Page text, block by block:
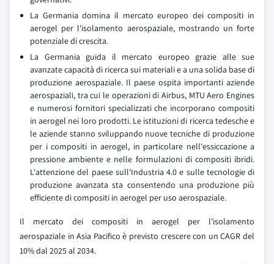
La Germania domina il mercato europeo dei compositi in
aerogel per l'isolamento aerospaziale, mostrando un forte
potenziale di crescita.
La Germania guida il mercato europeo grazie alle sue
avanzate capacità di ricerca sui materiali e a una solida base di
produzione aerospaziale. Il paese ospita importanti aziende
aerospaziali, tra cui le operazioni di Airbus, MTU Aero Engines
e numerosi fornitori specializzati che incorporano compositi
in aerogel nei loro prodotti. Le istituzioni di ricerca tedesche e
le aziende stanno sviluppando nuove tecniche di produzione
per i compositi in aerogel, in particolare nell'essiccazione a
pressione ambiente e nelle formulazioni di compositi ibridi.
L'attenzione del paese sull'Industria 4.0 e sulle tecnologie di
produzione avanzata sta consentendo una produzione più
efficiente di compositi in aerogel per uso aerospaziale.
Il mercato dei compositi in aerogel per l'isolamento
aerospaziale in Asia Pacifico è previsto crescere con un CAGR del
10% dal 2025 al 2034.